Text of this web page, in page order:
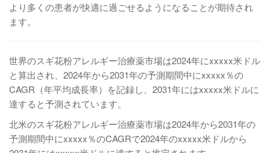
より多くの患者が快適に過ごせるようになることが期待され
ます。
世界のスギ花粉アレルギー治療薬市場は2024年にxxxxx米ドル
と算出され、2024年から2031年の予測期間中にxxxxx％の
CAGR（年平均成長率）を記録し、2031年にはxxxxx米ドルに
達すると予測されています。
北米のスギ花粉アレルギー治療薬市場は2024年から2031年の
予測期間中にxxxxx％のCAGRで2024年のxxxxx米ドルから